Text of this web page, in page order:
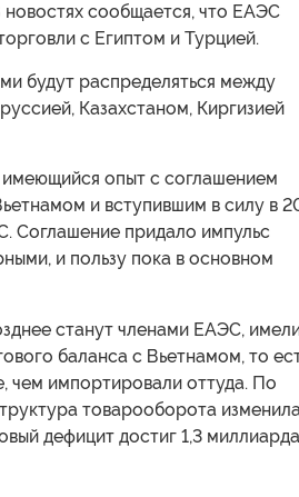
сообщается, что ЕАЭС
с Египтом и Турцией.
будут распределяться между
Казахстаном, Киргизией
опыт с соглашением
и вступившим в силу в
Соглашение придало импульс
и пользу пока в основном
станут членами ЕАЭС,
баланса с Вьетнамом, то
чем импортировали оттуда. По
товарооборота
дефицит достиг 1,3 миллиарда